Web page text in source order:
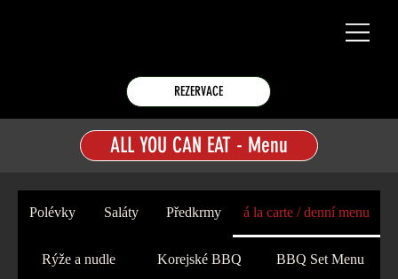
REZERVACE
Polévky Saláty Předkrmy á la carte / denní menu
Rýže a nudle Korejské BBQ BBQ Set Menu
ALL YOU CAN EAT - Menu